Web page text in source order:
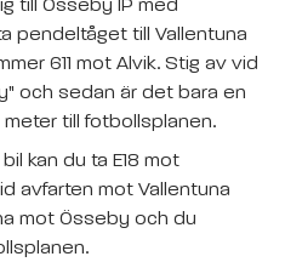
till Össeby IP med
pendeltåget till Vallentuna
611 mot Alvik. Stig av vid
och sedan är det bara en
till fotbollsplanen.
kan du ta E18 mot
avfarten mot Vallentuna
mot Össeby och du